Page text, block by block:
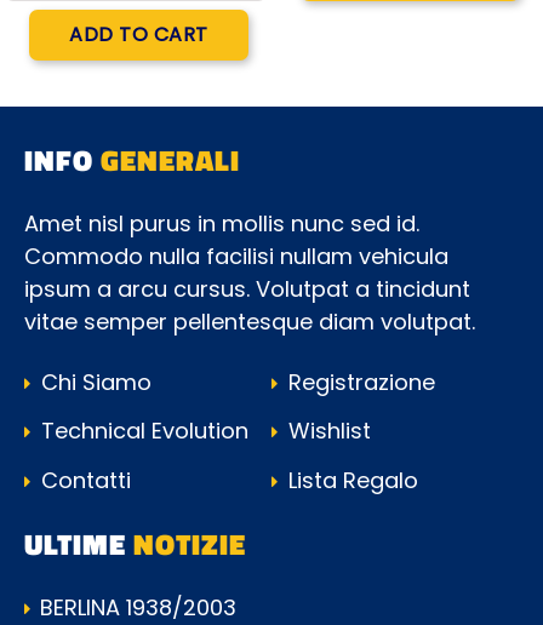
Quantity
ADD TO CART
INFOGENERALI
Amet nisl purus in mollis nunc sed id.
Commodo nulla facilisi nullam vehicula
ipsum a arcu cursus. Volutpat a tincidunt
vitae semper pellentesque diam volutpat.
Chi Siamo
Technical Evolution
Contatti
Registrazione
Wishlist
Lista Regalo
ULTIMENOTIZIE
BERLINA 1938/2003